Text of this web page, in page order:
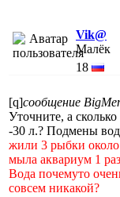
Vik@
Малёк
18
[q]сообщение
Уточните, а
-30 л.? Подмены
жили 3 рыбки около
мыла аквариум 1
Вода почемуто
совсем никакой?